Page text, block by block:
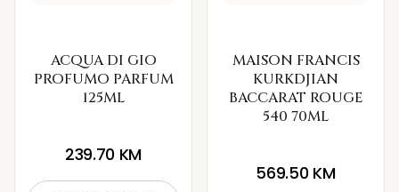
ACQUA DI GIO
PROFUMO PARFUM
125ML
239.70 KM
MAISON FRANCIS
KURKDJIAN
BACCARAT ROUGE
540 70ML
569.50 KM